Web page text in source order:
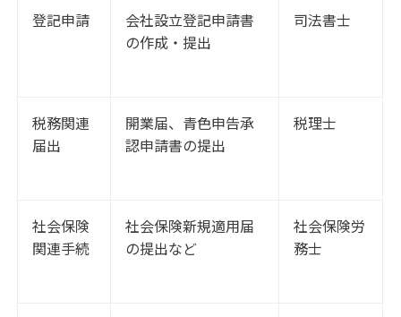
登記申請
会社設立登記申請書
の作成・提出
司法書士
税務関連
届出
開業届、青色申告承
認申請書の提出
税理士
社会保険
関連手続
社会保険新規適用届
の提出など
社会保険労
務士